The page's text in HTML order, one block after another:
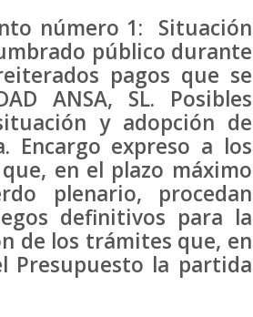
número 1: Situación
público durante
pagos que se
ANSA, SL. Posibles
y adopción de
Encargo expreso a los
en el plazo máximo
plenario, procedan
definitivos para la
de los trámites que, en
Presupuesto la partida